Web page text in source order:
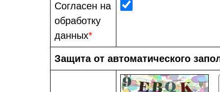
Согласен на
обработку
данных*
Защита от автоматического